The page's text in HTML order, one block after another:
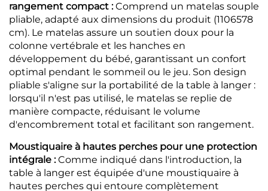
rangement compact :Comprend un matelas souple
pliable, adapté aux dimensions du produit (1106578
cm). Le matelas assure un soutien doux pour la
colonne vertébrale et les hanches en
développement du bébé, garantissant un confort
optimal pendant le sommeil ou le jeu. Son design
pliable s'aligne sur la portabilité de la table à langer :
lorsqu'il n'est pas utilisé, le matelas se replie de
manière compacte, réduisant le volume
d'encombrement total et facilitant son rangement.
Moustiquaire à hautes perches pour une protection
intégrale :Comme indiqué dans l'introduction, la
table à langer est équipée d'une moustiquaire à
hautes perches qui entoure complètement